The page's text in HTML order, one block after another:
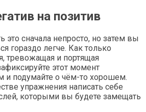
на позитив
это сначала непросто, но затем вы
гораздо легче. Как только
тревожащая и портящая
этот момент
и подумайте о чём-то хорошем.
упражнения написать себе
которыми вы будете замещать